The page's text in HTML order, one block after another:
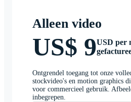
Alleen video
US$ 9USD per
Ontgrendel toegang tot onze
stockvideo's en motion graphics
voor commercieel gebruik.
inbegrepen.